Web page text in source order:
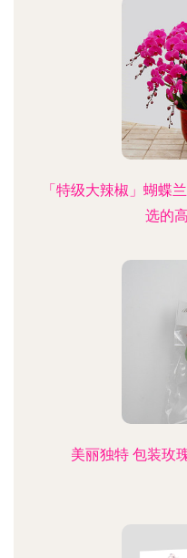
「特级大辣椒」蝴蝶
选的
美丽独特 包装玫